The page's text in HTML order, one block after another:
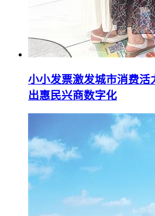
小小发票激发城市消费活
出惠民兴商数字化